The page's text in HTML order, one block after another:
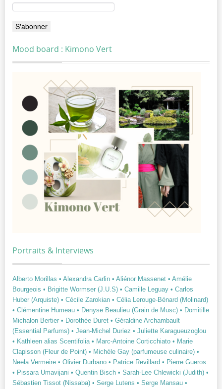
Mood board : Kimono Vert
Portraits & Interviews
Alberto Morillas • Alexandra Carlin • Aliénor Massenet • Amélie
Bourgeois • Brigitte Wormser (J.U.S) • Camille Leguay • Carlos
Huber (Arquiste) • Cécile Zarokian • Célia Lerouge-Bénard (Molinard)
• Clémentine Humeau • Denyse Beaulieu (Grain de Musc) • Domitille
Michalon Bertier • Dorothée Duret • Géraldine Archambault
(Essential Parfums) • Jean-Michel Duriez • Juliette Karagueuzoglou
• Kathleen alias Scentifolia • Marc-Antoine Corticchiato • Marie
Clapisson (Fleur de Point) • Michèle Gay (parfumeuse culinaire) •
Neela Vermeire • Olivier Durbano • Patrice Revillard • Pierre Gueros
• Pissara Umavijani • Quentin Bisch • Sarah-Lee Chlewicki (Judith) •
Sébastien Tissot (Nissaba) • Serge Lutens • Serge Mansau •